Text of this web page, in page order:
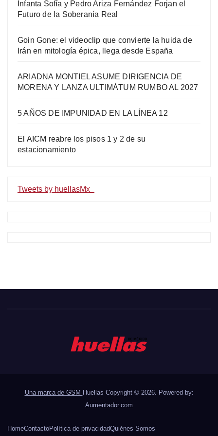
Infanta Sofía y Pedro Ariza Fernández Forjan el
Futuro de la Soberanía Real
Goin Gone: el videoclip que convierte la huida de
Irán en mitología épica, llega desde España
ARIADNA MONTIEL ASUME DIRIGENCIA DE
MORENA Y LANZA ULTIMÁTUM RUMBO AL 2027
5 AÑOS DE IMPUNIDAD EN LA LÍNEA 12
El AICM reabre los pisos 1 y 2 de su
estacionamiento
Tweets by huellasMx_
Una marca de GSM Huellas Copyright © 2026. Powered by:
Aumentador.com
HomeContactoPolítica de privacidadQuiénes Somos